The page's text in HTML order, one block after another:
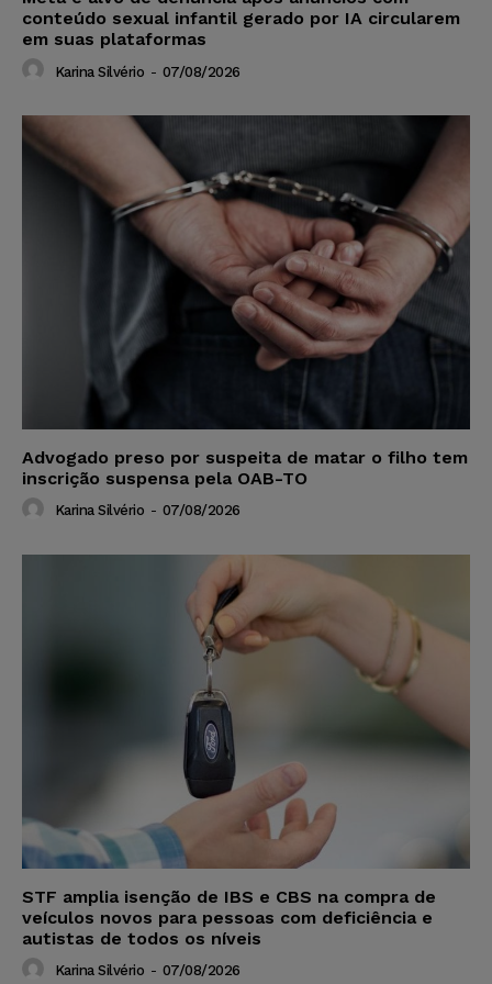
conteúdo sexual infantil gerado por IA circularem
em suas plataformas
Karina Silvério - 07/08/2026
Advogado preso por suspeita de matar o filho tem
inscrição suspensa pela OAB-TO
Karina Silvério - 07/08/2026
STF amplia isenção de IBS e CBS na compra de
veículos novos para pessoas com deficiência e
autistas de todos os níveis
Karina Silvério - 07/08/2026